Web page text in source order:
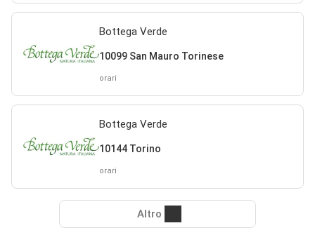
Bottega Verde
10099 San Mauro Torinese
orari
Bottega Verde
10144 Torino
orari
Altro